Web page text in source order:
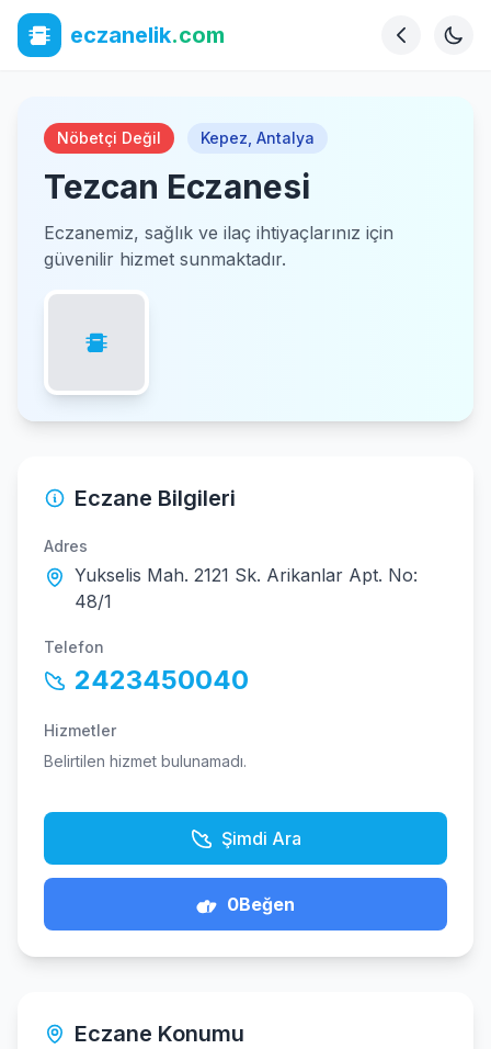
eczanelik.com
Nöbetçi Değil Kepez Antalya
Tezcan Eczanesi
Eczanemiz, sağlık ve ilaç ihtiyaçlarınız için
güvenilir hizmet sunmaktadır.
Eczane Bilgileri
Adres
Yukselis Mah. 2121 Sk. Arikanlar Apt. No:
48/1
Telefon
2423450040
Hizmetler
Belirtilen hizmet bulunamadı.
Şimdi Ara
0Beğen
Eczane Konumu